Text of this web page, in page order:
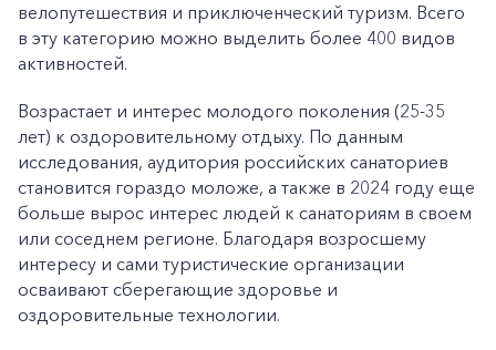
велопутешествия и приключенческий туризм. Всего
в эту категорию можно выделить более 400 видов
активностей.
Возрастает и интерес молодого поколения (25-35
лет) к оздоровительному отдыху. По данным
исследования, аудитория российских санаториев
становится гораздо моложе, а также в 2024 году еще
больше вырос интерес людей к санаториям в своем
или соседнем регионе. Благодаря возросшему
интересу и сами туристические организации
осваивают сберегающие здоровье и
оздоровительные технологии.